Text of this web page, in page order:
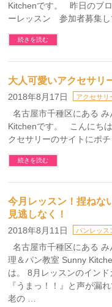
Kitchenです。 昨日のブ
ーレッスン 参加者募集
続きを読む
大人可愛いアクセサリ
2018年8月17日 アクセサリ
名古屋市千種区にある
Kitchenです。 こんにち
クセサリーのサイトにポ
続きを読む
今月レッスン！捏ねな
見逃しなく！
2018年8月11日 パンレッス
名古屋市千種区にある
理＆パン教室 Sunny
は。 8月レッスンのイン
『うまっ！！』と声が漏
老の …